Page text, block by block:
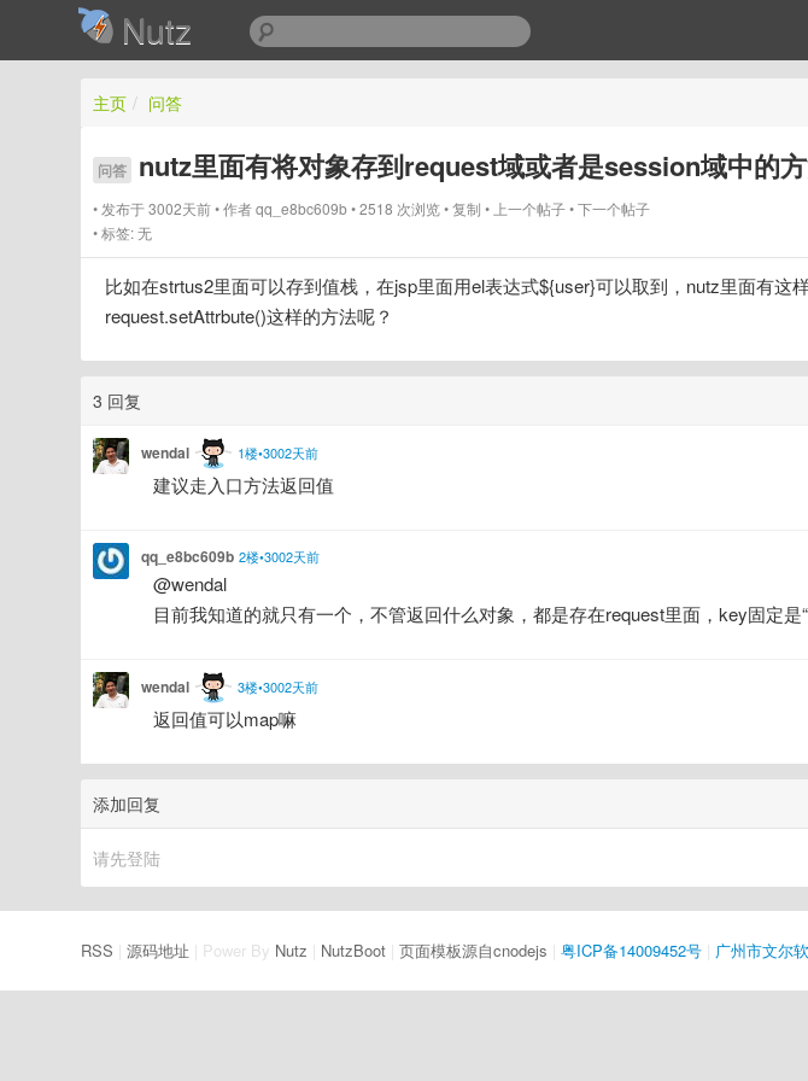
Nutz
主页 / 问答
问答 nutz里面有将对象存到request域或者是session域中的
发布于 3002天前 作者qq_e8bc609b 2518 次浏览 复制 上一个帖子
下一个帖子
标签:无
比如在strtus2里面可以存到值栈，在jsp里面用el表达式${user}可以取到，nutz里面有这
request.setAttrbute()这样的方法呢？
3 回复
wendal 1楼•3002天前
建议走入口方法返回值
qq_e8bc609b 2楼•3002天前
@wendal
目前我知道的就只有一个，不管返回什么对象，都是存在request里面，key固定是
wendal 3楼•3002天前
返回值可以map嘛
添加回复
请先登陆
RSS |源码地址 | Power By Nutz NutzBoot |页面模板源自cnodejs |粤ICP备14009452号 广州市文尔